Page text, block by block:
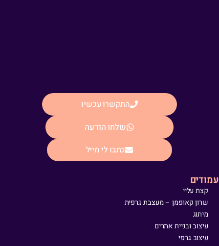
עמודים
קצת עליי
שרון קאופמן – מעצבת גרפית
מיתוג
עיצוב ובניית אתרים
עיצוב גרפי
התקשרו עכשיו
שלחו הודעה
כתבו לי מייל